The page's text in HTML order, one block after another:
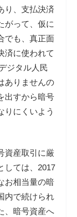
り、支払決済
がって、仮に
でも、真正面
済に使われて
ジタル人民
ありませんの
出すから暗号
りにくいよう
資産取引に厳
ては、 2017
お相当量の暗
内で続けられ
、暗号資産へ